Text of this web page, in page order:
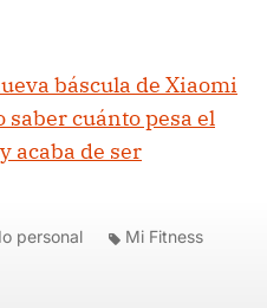
báscula de Xiaomi
saber cuánto pesa el
acaba de ser
personal Mi Fitness